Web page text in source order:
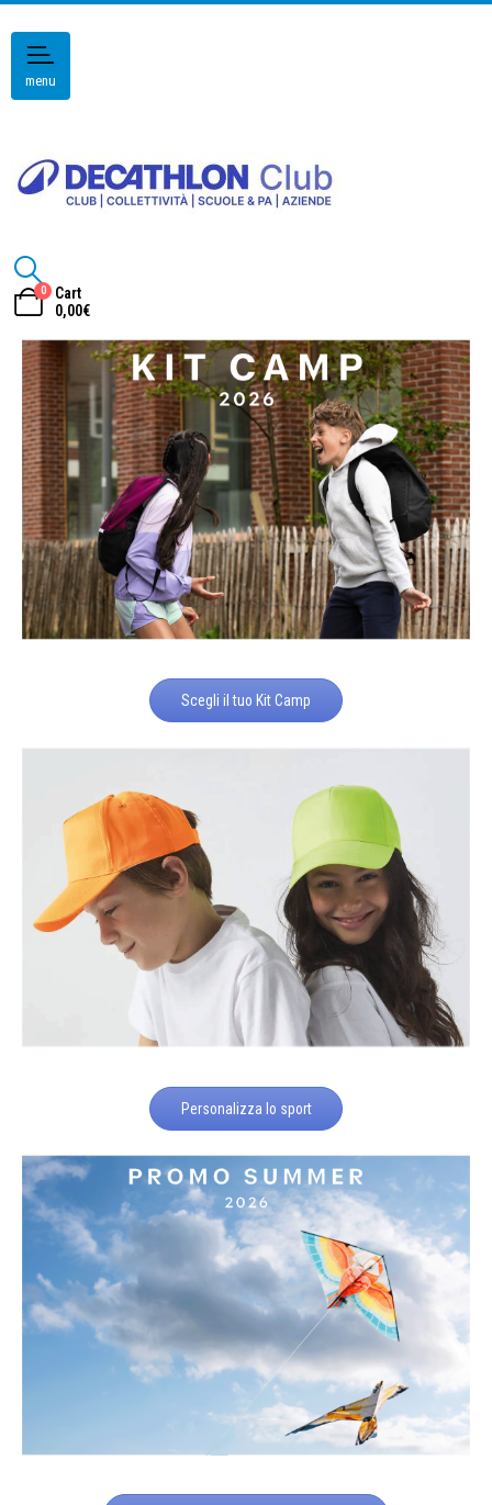
menu
0
Cart
0,00€
Scegli il tuo Kit Camp
Personalizza lo sport